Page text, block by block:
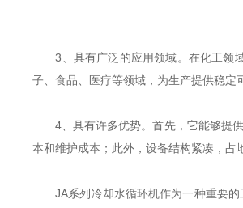
3、具有广泛的应用领域。在化工领域
子、食品、医疗等领域，为生产提供稳定
4、具有许多优势。首先，它能够提供
本和维护成本；此外，设备结构紧凑，占
JA系列冷却水循环机作为一种重要的